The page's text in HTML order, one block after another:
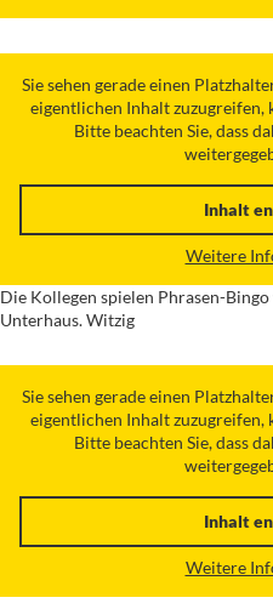
Sie sehen gerade einen
eigentlichen Inhalt zuzugreifen,
Bitte beachten Sie, dass
Inhalt
Weitere
Die Kollegen spielen Phrasen-
Unterhaus. Witzig
Sie sehen gerade einen
eigentlichen Inhalt zuzugreifen,
Bitte beachten Sie, dass
Inhalt
Weitere